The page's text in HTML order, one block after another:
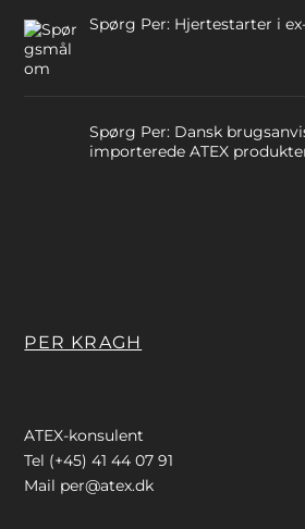
Spørg Per: Hjertestarter i
Spørg Per: Dansk
importerede ATEX
PER KRAGH
ATEX-konsulent
Tel (+45) 41 44 07 91
Mail per@atex.dk